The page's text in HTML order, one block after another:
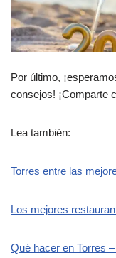
Por último,
consejos! ¡Comparte
Lea también:
Torres entre las
Los mejores
Qué hacer en Torres